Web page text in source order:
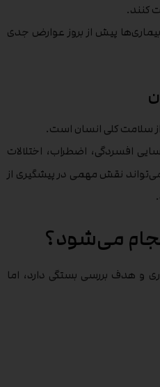
کنند.
پیش از بروز عوارض جدی
سلامت کلی انسان است.
افسردگی، اضطراب، اختلالات
نقش مهمی در پیشگیری از
می‌شود؟
و هدف بررسی بستگی دارد، اما